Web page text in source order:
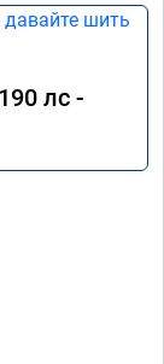
лс -